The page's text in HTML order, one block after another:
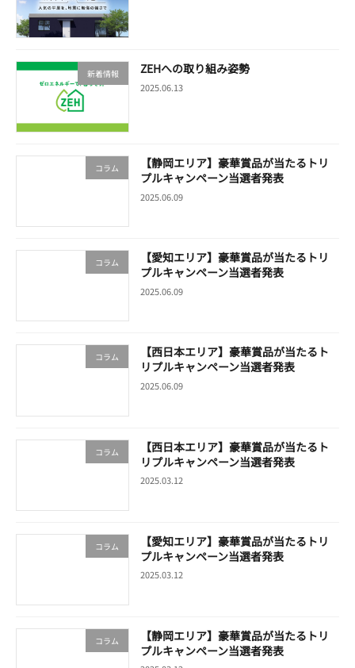
新着情報 ZEHへの取り組み姿勢
2025.06.13
コラム
【静岡エリア】豪華賞品が当たるトリ
プルキャンペーン当選者発表
2025.06.09
コラム
【愛知エリア】豪華賞品が当たるトリ
プルキャンペーン当選者発表
2025.06.09
コラム
【西日本エリア】豪華賞品が当たるト
リプルキャンペーン当選者発表
2025.06.09
コラム
【西日本エリア】豪華賞品が当たるト
リプルキャンペーン当選者発表
2025.03.12
コラム
【愛知エリア】豪華賞品が当たるトリ
プルキャンペーン当選者発表
2025.03.12
コラム
【静岡エリア】豪華賞品が当たるトリ
プルキャンペーン当選者発表